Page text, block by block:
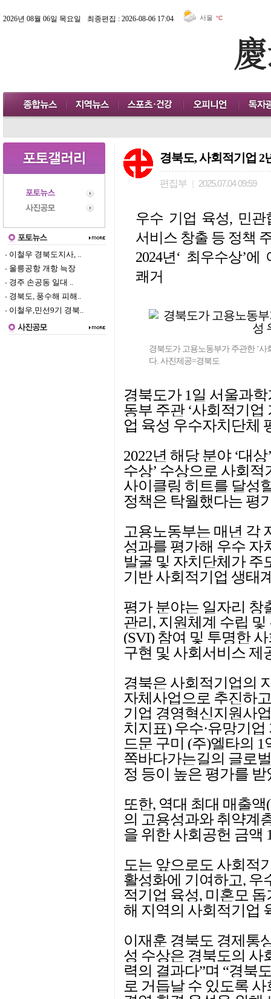
2026년 08월 06일 목요일 최종편집 : 2026-08-06 17:04 서울 °C
이철우 경북도지사, ..
울릉공항 개항 늑장
경주 손공동 일대 ..
경북도, 풍수해 피해..
이철우,민선9기 경북..
경북도, 사회적기업 2
편집부 2025.07.04 09:59
우수 기업 육성, 민
서비스 창출 등 정책
2024년‘ 최우수상’
쾌거
경북도가 고용노동부가 주관한 ‘사
다. 사진제공=경북도
경북도가 1일 서울과
동부 주관 ‘사회적기업
업 육성 우수자치단체
2022년 해당 분야 ‘대상
수상’ 수상으로 사회
사이클링 히트를 달성
정책은 탁월했다는 평
고용노동부는 매년 각
성과를 평가해 우수 자
발굴 및 자치단체가 주
기반 사회적기업 생태
평가 분야는 일자리 창
관리, 지원체계 수립
(SVI) 참여 및 투명한
구현 및 사회서비스 제
경북은 사회적기업의
자체사업으로 추진하
기업 경영혁신지원사
치지표) 우수·유망기
드문 구미 (주)엘타의
쪽바다가는길의 글로
정 등이 높은 평가를 받
또한, 역대 최대 매출
의 고용성과와 취약계
을 위한 사회공헌 금액
도는 앞으로도 사회적
활성화에 기여하고, 우
적기업 육성, 미혼모
해 지역의 사회적기업
이재훈 경북도 경제통
성 수상은 경북도의 사
력의 결과다”며 “경북
로 거듭날 수 있도록